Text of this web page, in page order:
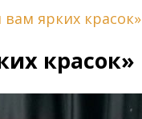
ярких красок»
красок»